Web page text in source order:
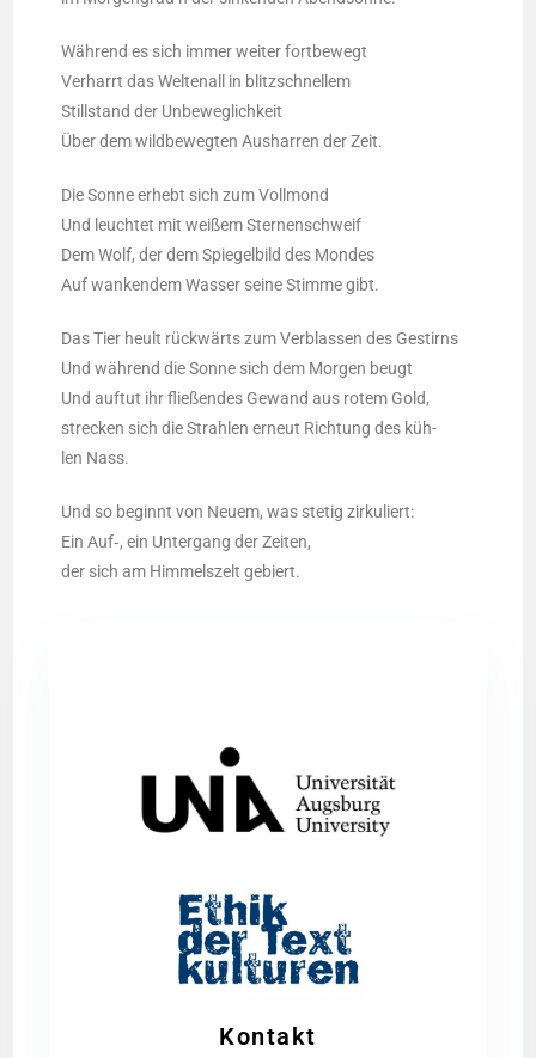
Wäh­rend es sich immer wei­ter fort­be­wegt
Ver­harrt das Wel­ten­all in blitz­schnel­lem
Still­stand der Unbe­weg­lich­keit
Über dem wild­be­weg­ten Aus­har­ren der Zeit.
Die Son­ne erhebt sich zum Voll­mond
Und leuch­tet mit wei­ßem Ster­nen­schweif
Dem Wolf, der dem Spie­gel­bild des Mon­des
Auf wan­ken­dem Was­ser sei­ne Stim­me gibt.
Das Tier heult rück­wärts zum Ver­blas­sen des Gestirns
Und wäh­rend die Son­ne sich dem Mor­gen beugt
Und auf­tut ihr flie­ßen­des Gewand aus rotem Gold,
stre­cken sich die Strah­len erneut Rich­tung des küh­
len Nass.
Und so beginnt von Neu­em, was ste­tig zir­ku­liert:
Ein Auf‑, ein Unter­gang der Zei­ten,
der sich am Him­mels­zelt gebiert.
Kontakt